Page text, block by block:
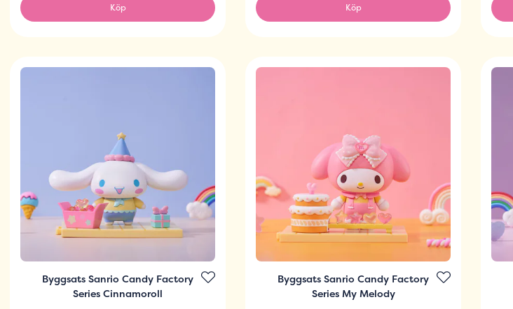
Köp Köp
Byggsats Sanrio Candy Factory
Series Cinnamoroll
Byggsats Sanrio Candy Factory
Series My Melody